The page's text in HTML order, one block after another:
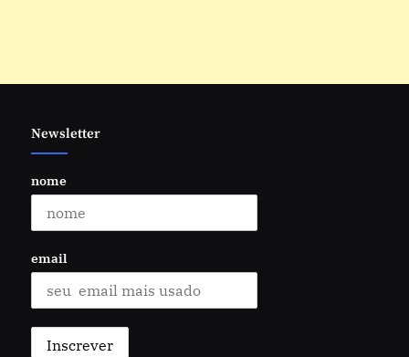
Newsletter
nome
email